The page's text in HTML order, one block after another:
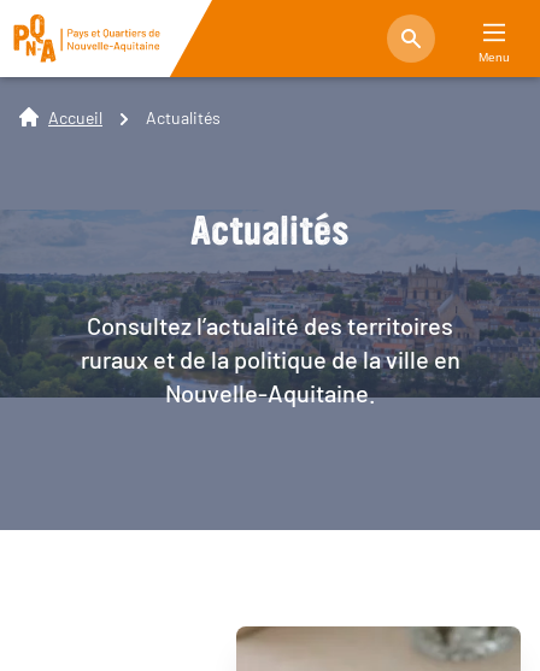
Menu
Accueil Actualités
Actualités
Consultez l’actualité des territoires
ruraux et de la politique de la ville en
Nouvelle-Aquitaine.